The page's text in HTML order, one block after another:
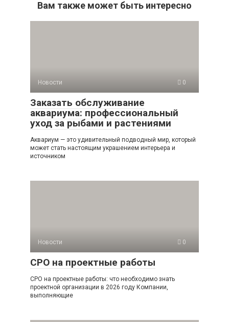
Вам также может быть интересно
Новости 0
Заказать обслуживание
аквариума: профессиональный
уход за рыбами и растениями
Аквариум — это удивительный подводный мир, который
может стать настоящим украшением интерьера и
источником
Новости 0
СРО на проектные работы
СРО на проектные работы: что необходимо знать
проектной организации в 2026 году Компании,
выполняющие